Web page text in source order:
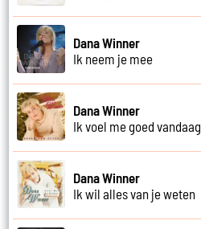
Dana Winner
Ik neem je mee
Dana Winner
Ik voel me goed vandaag
Dana Winner
Ik wil alles van je weten